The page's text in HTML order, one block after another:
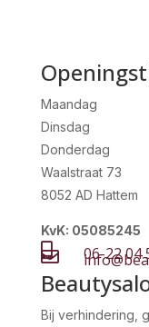
Maandag
Dinsdag
Donderdag
Waalstraat 73
8052 AD Hattem
KvK: 05085245
 06-22 04

Bij verhindering,